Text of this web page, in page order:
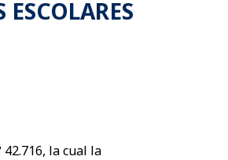
la cual la